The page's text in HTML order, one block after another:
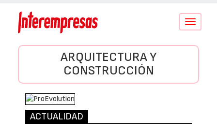
Conmutar
ARQUITECTURA Y
CONSTRUCCIÓN
ACTUALIDAD